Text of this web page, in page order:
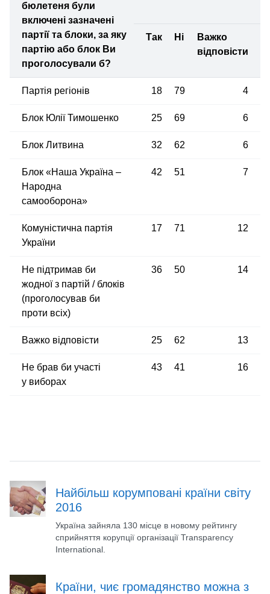
бюлетеня були
включені зазначені
партії та блоки, за яку
партію або блок Ви
проголосували б?
Так Ні
Важко
відповісти
Партія регіонів 18 79 4
Блок Юлії Тимошенко 25 69 6
Блок Литвина 32 62 6
Блок «Наша Україна –
Народна
самооборона»
42 51 7
Комуністична партія
України
17 71 12
Не підтримав би
жодної з партій / блоків
(проголосував би
проти всіх)
36 50 14
Важко відповісти 25 62 13
Не брав би участі
у виборах
43 41 16
Найбільш корумповані країни світу
2016
Україна зайняла 130 місце в новому рейтингу
сприйняття корупції організації Transparency
International.
Країни, чиє громадянство можна з